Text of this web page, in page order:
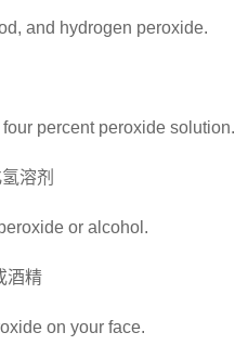
and hydrogen peroxide.
percent peroxide solution.
溶剂
or alcohol.
酒精
on your face.